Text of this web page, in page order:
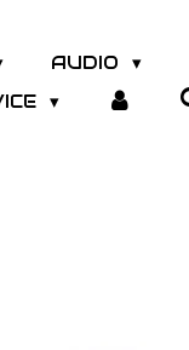
AUDIO